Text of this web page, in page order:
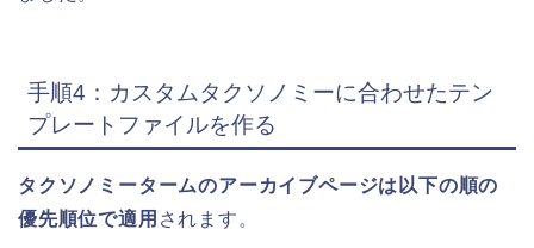
手順4：カスタムタクソノミーに合わせたテン
プレートファイルを作る
タクソノミータームのアーカイブページは以下の順の
優先順位で適用 されます。